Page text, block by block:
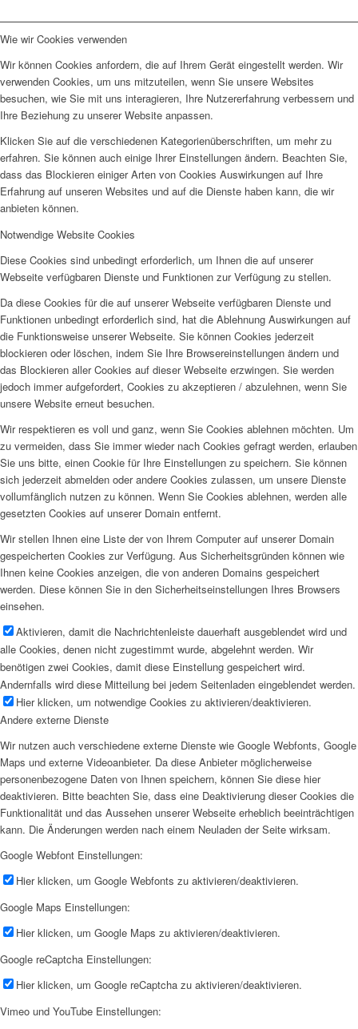
Wie wir Cookies verwenden
Wir können Cookies anfordern, die auf Ihrem Gerät eingestellt werden. Wir
verwenden Cookies, um uns mitzuteilen, wenn Sie unsere Websites
besuchen, wie Sie mit uns interagieren, Ihre Nutzererfahrung verbessern und
Ihre Beziehung zu unserer Website anpassen.
Klicken Sie auf die verschiedenen Kategorienüberschriften, um mehr zu
erfahren. Sie können auch einige Ihrer Einstellungen ändern. Beachten Sie,
dass das Blockieren einiger Arten von Cookies Auswirkungen auf Ihre
Erfahrung auf unseren Websites und auf die Dienste haben kann, die wir
anbieten können.
Notwendige Website Cookies
Diese Cookies sind unbedingt erforderlich, um Ihnen die auf unserer
Webseite verfügbaren Dienste und Funktionen zur Verfügung zu stellen.
Da diese Cookies für die auf unserer Webseite verfügbaren Dienste und
Funktionen unbedingt erforderlich sind, hat die Ablehnung Auswirkungen auf
die Funktionsweise unserer Webseite. Sie können Cookies jederzeit
blockieren oder löschen, indem Sie Ihre Browsereinstellungen ändern und
das Blockieren aller Cookies auf dieser Webseite erzwingen. Sie werden
jedoch immer aufgefordert, Cookies zu akzeptieren / abzulehnen, wenn Sie
unsere Website erneut besuchen.
Wir respektieren es voll und ganz, wenn Sie Cookies ablehnen möchten. Um
zu vermeiden, dass Sie immer wieder nach Cookies gefragt werden, erlauben
Sie uns bitte, einen Cookie für Ihre Einstellungen zu speichern. Sie können
sich jederzeit abmelden oder andere Cookies zulassen, um unsere Dienste
vollumfänglich nutzen zu können. Wenn Sie Cookies ablehnen, werden alle
gesetzten Cookies auf unserer Domain entfernt.
Wir stellen Ihnen eine Liste der von Ihrem Computer auf unserer Domain
gespeicherten Cookies zur Verfügung. Aus Sicherheitsgründen können wie
Ihnen keine Cookies anzeigen, die von anderen Domains gespeichert
werden. Diese können Sie in den Sicherheitseinstellungen Ihres Browsers
einsehen.
Aktivieren, damit die Nachrichtenleiste dauerhaft ausgeblendet wird und
alle Cookies, denen nicht zugestimmt wurde, abgelehnt werden. Wir
benötigen zwei Cookies, damit diese Einstellung gespeichert wird.
Andernfalls wird diese Mitteilung bei jedem Seitenladen eingeblendet werden.
Hier klicken, um notwendige Cookies zu aktivieren/deaktivieren.
Andere externe Dienste
Wir nutzen auch verschiedene externe Dienste wie Google Webfonts, Google
Maps und externe Videoanbieter. Da diese Anbieter möglicherweise
personenbezogene Daten von Ihnen speichern, können Sie diese hier
deaktivieren. Bitte beachten Sie, dass eine Deaktivierung dieser Cookies die
Funktionalität und das Aussehen unserer Webseite erheblich beeinträchtigen
kann. Die Änderungen werden nach einem Neuladen der Seite wirksam.
Google Webfont Einstellungen:
Hier klicken, um Google Webfonts zu aktivieren/deaktivieren.
Google Maps Einstellungen:
Hier klicken, um Google Maps zu aktivieren/deaktivieren.
Google reCaptcha Einstellungen:
Hier klicken, um Google reCaptcha zu aktivieren/deaktivieren.
Vimeo und YouTube Einstellungen: